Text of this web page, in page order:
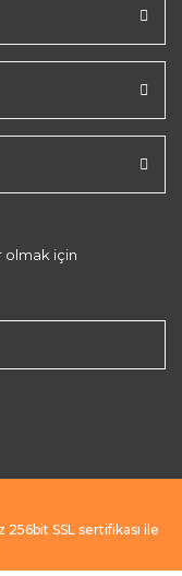
olmak için
SSL sertifikası ile